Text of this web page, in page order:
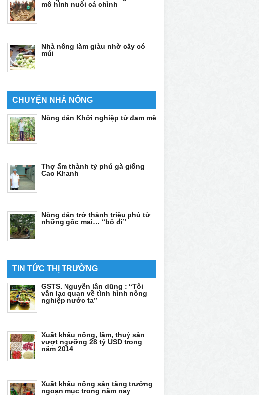
mô hình nuôi cá chình
Nhà nông làm giàu nhờ cây có
múi
CHUYỆN NHÀ NÔNG
Nông dân Khởi nghiệp từ đam mê
Thợ ấm thành tỷ phú gà giống
Cao Khanh
Nông dân trở thành triệu phú từ
những gốc mai… “bỏ đi”
TIN TỨC THỊ TRƯỜNG
GSTS. Nguyễn lân dũng : “Tôi
vẫn lạc quan về tình hình nông
nghiệp nước ta”
Xuất khẩu nông, lâm, thuỷ sản
vượt ngưỡng 28 tỷ USD trong
năm 2014
Xuất khẩu nông sản tăng trưởng
ngoạn mục trong năm nay